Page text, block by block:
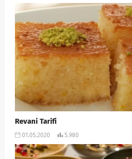
Revani Tarifi
01.05.2020 5.980